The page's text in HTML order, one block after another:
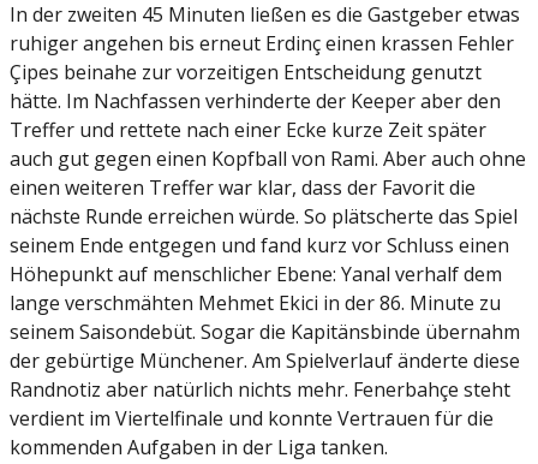
In der zweiten 45 Minuten ließen es die Gastgeber etwas
ruhiger angehen bis erneut Erdinç einen krassen Fehler
Çipes beinahe zur vorzeitigen Entscheidung genutzt
hätte. Im Nachfassen verhinderte der Keeper aber den
Treffer und rettete nach einer Ecke kurze Zeit später
auch gut gegen einen Kopfball von Rami. Aber auch ohne
einen weiteren Treffer war klar, dass der Favorit die
nächste Runde erreichen würde. So plätscherte das Spiel
seinem Ende entgegen und fand kurz vor Schluss einen
Höhepunkt auf menschlicher Ebene: Yanal verhalf dem
lange verschmähten Mehmet Ekici in der 86. Minute zu
seinem Saisondebüt. Sogar die Kapitänsbinde übernahm
der gebürtige Münchener. Am Spielverlauf änderte diese
Randnotiz aber natürlich nichts mehr. Fenerbahçe steht
verdient im Viertelfinale und konnte Vertrauen für die
kommenden Aufgaben in der Liga tanken.